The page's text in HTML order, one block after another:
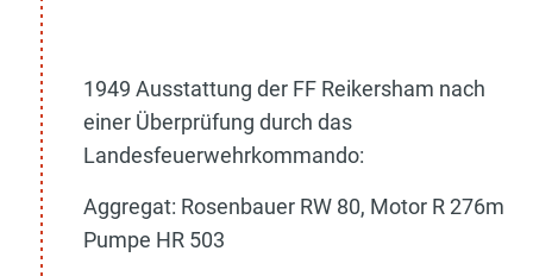
1949 Ausstattung der FF Reikersham nach
einer Überprüfung durch das
Landesfeuerwehrkommando:
Aggregat: Rosenbauer RW 80, Motor R 276m
Pumpe HR 503